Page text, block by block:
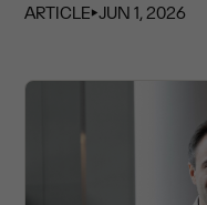
ARTICLE⏵JUN 1, 2026